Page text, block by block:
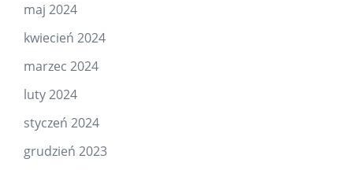
maj 2024
kwiecień 2024
marzec 2024
luty 2024
styczeń 2024
grudzień 2023